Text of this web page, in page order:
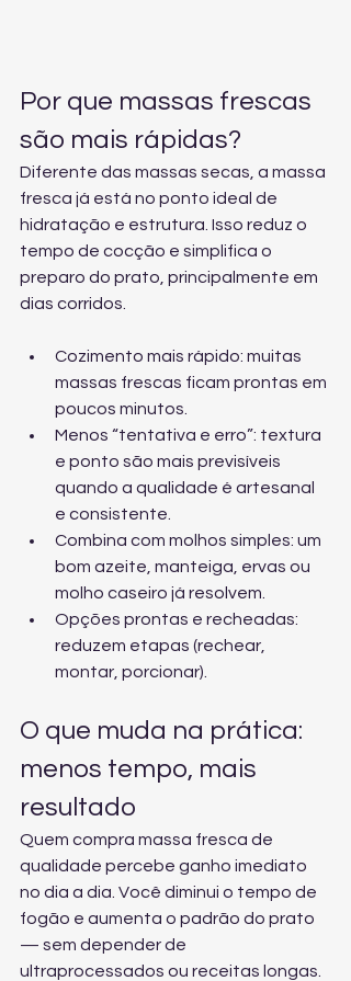
Por que massas frescas
são mais rápidas?
Diferente das massas secas, a massa
fresca já está no ponto ideal de
hidratação e estrutura. Isso reduz o
tempo de cocção e simplifica o
preparo do prato, principalmente em
dias corridos.
Cozimento mais rápido: muitas
massas frescas ficam prontas em
poucos minutos.
Menos “tentativa e erro”: textura
e ponto são mais previsíveis
quando a qualidade é artesanal
e consistente.
Combina com molhos simples: um
bom azeite, manteiga, ervas ou
molho caseiro já resolvem.
Opções prontas e recheadas:
reduzem etapas (rechear,
montar, porcionar).
O que muda na prática:
menos tempo, mais
resultado
Quem compra massa fresca de
qualidade percebe ganho imediato
no dia a dia. Você diminui o tempo de
fogão e aumenta o padrão do prato
— sem depender de
ultraprocessados ou receitas longas.